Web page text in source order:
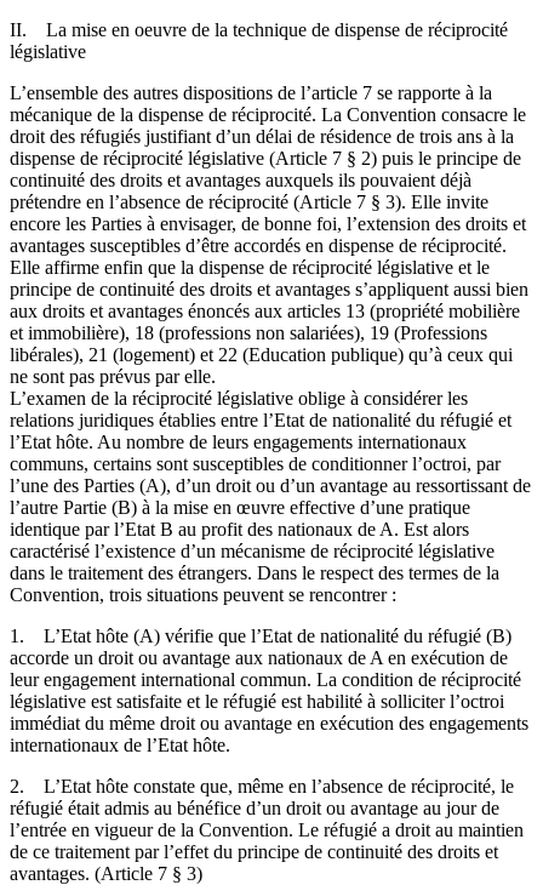
II. La mise en oeuvre de la technique de dispense de réciprocité
législative
L’ensemble des autres dispositions de l’article 7 se rapporte à la
mécanique de la dispense de réciprocité. La Convention consacre le
droit des réfugiés justifiant d’un délai de résidence de trois ans à la
dispense de réciprocité législative (Article 7 § 2) puis le principe de
continuité des droits et avantages auxquels ils pouvaient déjà
prétendre en l’absence de réciprocité (Article 7 § 3). Elle invite
encore les Parties à envisager, de bonne foi, l’extension des droits et
avantages susceptibles d’être accordés en dispense de réciprocité.
Elle affirme enfin que la dispense de réciprocité législative et le
principe de continuité des droits et avantages s’appliquent aussi bien
aux droits et avantages énoncés aux articles 13 (propriété mobilière
et immobilière), 18 (professions non salariées), 19 (Professions
libérales), 21 (logement) et 22 (Education publique) qu’à ceux qui
ne sont pas prévus par elle.
L’examen de la réciprocité législative oblige à considérer les
relations juridiques établies entre l’Etat de nationalité du réfugié et
l’Etat hôte. Au nombre de leurs engagements internationaux
communs, certains sont susceptibles de conditionner l’octroi, par
l’une des Parties (A), d’un droit ou d’un avantage au ressortissant de
l’autre Partie (B) à la mise en œuvre effective d’une pratique
identique par l’Etat B au profit des nationaux de A. Est alors
caractérisé l’existence d’un mécanisme de réciprocité législative
dans le traitement des étrangers. Dans le respect des termes de la
Convention, trois situations peuvent se rencontrer :
1. L’Etat hôte (A) vérifie que l’Etat de nationalité du réfugié (B)
accorde un droit ou avantage aux nationaux de A en exécution de
leur engagement international commun. La condition de réciprocité
législative est satisfaite et le réfugié est habilité à solliciter l’octroi
immédiat du même droit ou avantage en exécution des engagements
internationaux de l’Etat hôte.
2. L’Etat hôte constate que, même en l’absence de réciprocité, le
réfugié était admis au bénéfice d’un droit ou avantage au jour de
l’entrée en vigueur de la Convention. Le réfugié a droit au maintien
de ce traitement par l’effet du principe de continuité des droits et
avantages. (Article 7 § 3)